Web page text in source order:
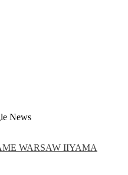
News
WARSAW IIYAMA